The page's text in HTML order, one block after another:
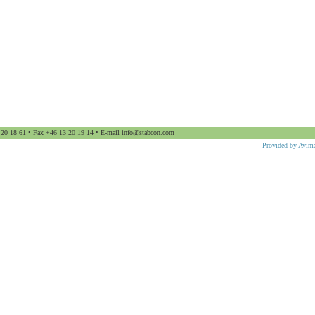
18 61 • Fax +46 13 20 19 14 • E-mail info@stabcon.com
Provided by